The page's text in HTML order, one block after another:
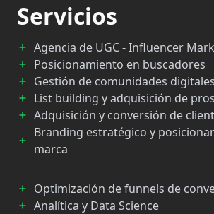
Servicios
Agencia de UGC - Influencer
Posicionamiento en buscadores
Gestión de comunidades digitales
List building y adquisición de
Adquisición y conversión de
Branding estratégico y
marca
Optimización de funnels de
Analítica y Data Science